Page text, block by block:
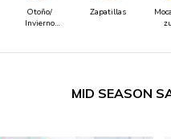
Otoño/
Invierno
Zapatillas
MID SEASON